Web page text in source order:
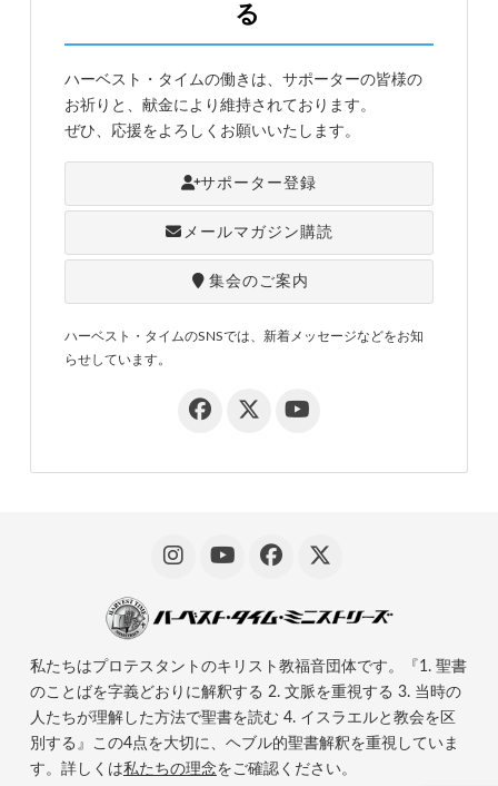
る
ハーベスト・タイムの働きは、サポーターの皆様の
お祈りと、献金により維持されております。
ぜひ、応援をよろしくお願いいたします。
サポーター登録
メールマガジン購読
集会のご案内
ハーベスト・タイムのSNSでは、新着メッセージなどをお知
らせしています。
私たちはプロテスタントのキリスト教福音団体です。『1. 聖書
のことばを字義どおりに解釈する 2. 文脈を重視する 3. 当時の
人たちが理解した方法で聖書を読む 4. イスラエルと教会を区
別する』この4点を大切に、ヘブル的聖書解釈を重視していま
す。詳しくは私たちの理念をご確認ください。